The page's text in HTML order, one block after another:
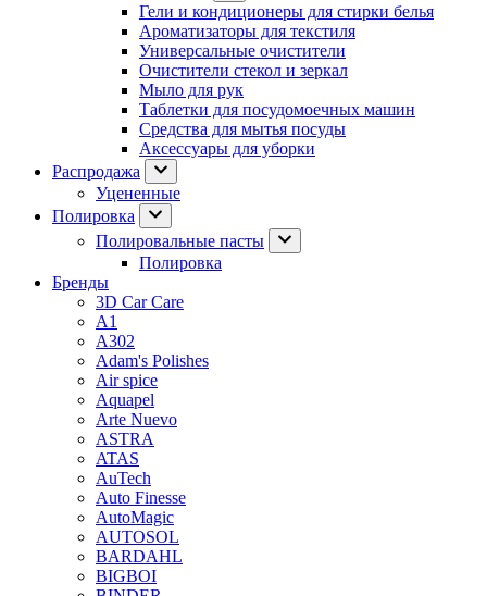
Гели и кондиционеры для стирки белья
Ароматизаторы для текстиля
Универсальные очистители
Очистители стекол и зеркал
Мыло для рук
Таблетки для посудомоечных машин
Средства для мытья посуды
Аксессуары для уборки
Распродажа
Уцененные
Полировка
Полировальные пасты
Полировка
Бренды
3D Car Care
A1
A302
Adam's Polishes
Air spice
Aquapel
Arte Nuevo
ASTRA
ATAS
AuTech
Auto Finesse
AutoMagic
AUTOSOL
BARDAHL
BIGBOI